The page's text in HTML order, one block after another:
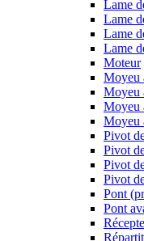
Lame
Lame
Lame
Lame
Moteur
Moyeu
Moyeu
Moyeu
Moyeu
Pivot
Pivot
Pivot
Pivot
Pont
Pont